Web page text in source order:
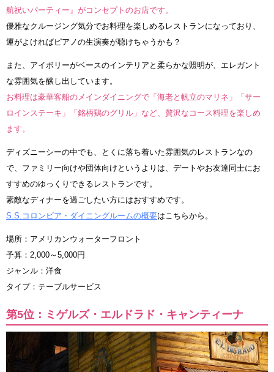
航祝いパーティー』がコンセプトのお店です。
優雅なクルージング気分でお料理を楽しめるレストランになっており、
運がよければピアノの生演奏が聴けちゃうかも？
また、アイボリーがベースのインテリアと柔らかな照明が、エレガント
な雰囲気を醸し出しています。
お料理は豪華客船のメインダイニングで「海老と帆立のマリネ」「サー
ロインステーキ」「銘柄鶏のグリル」など、贅沢なコース料理を楽しめ
ます。
ディズニーシーの中でも、とくに落ち着いた雰囲気のレストランなの
で、ファミリー向けや団体向けというよりは、デートやお友達同士にお
すすめのゆっくりできるレストランです。
素敵なディナーを過ごしたい方にはおすすめです。
S.S.コロンビア・ダイニングルームの概要はこちらから。
場所：アメリカンウォーターフロント
予算：2,000～5,000円
ジャンル：洋食
タイプ：テーブルサービス
第5位：ミゲルズ・エルドラド・キャンティーナ